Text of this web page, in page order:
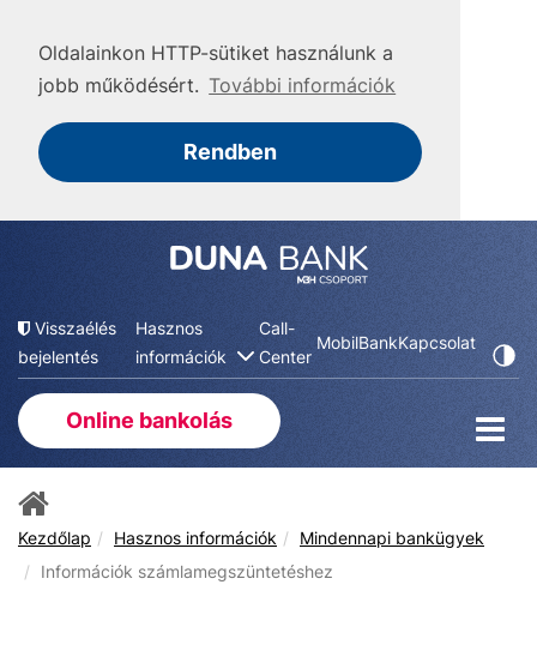
Oldalainkon HTTP-sütiket használunk a
jobb működésért. További információk
Rendben
Visszaélés
bejelentés
Hasznos
információk
Call-
Center
MobilBankKapcsolat
Online bankolás
Kezdőlap Hasznos információk
Mindennapi bankügyek
Információk számlamegszüntetéshez